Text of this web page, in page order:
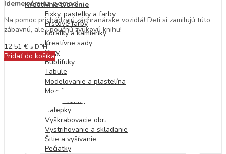
Kreatívne tvorenie
Fixky, pastelky a farby
Prstové farby
Korálky a kamienky
Kreatívne sady
Slizy
Bublifuky
Tabule
Modelovanie a plastelína
Mozaiky
Omaľovánky
Nálepky
Vyškrabovacie obrázky
Vystrihovanie a skladanie
Šitie a vyšívanie
Pečiatky
Ideme vám na pomoc!
Na pomoc prichádzajú záchranárske vozidlá! Deti si zamilujú túto
zábavnú, ale i poučnú zvukovú knihu!
12,51 € s DPH
Pridať do košíka